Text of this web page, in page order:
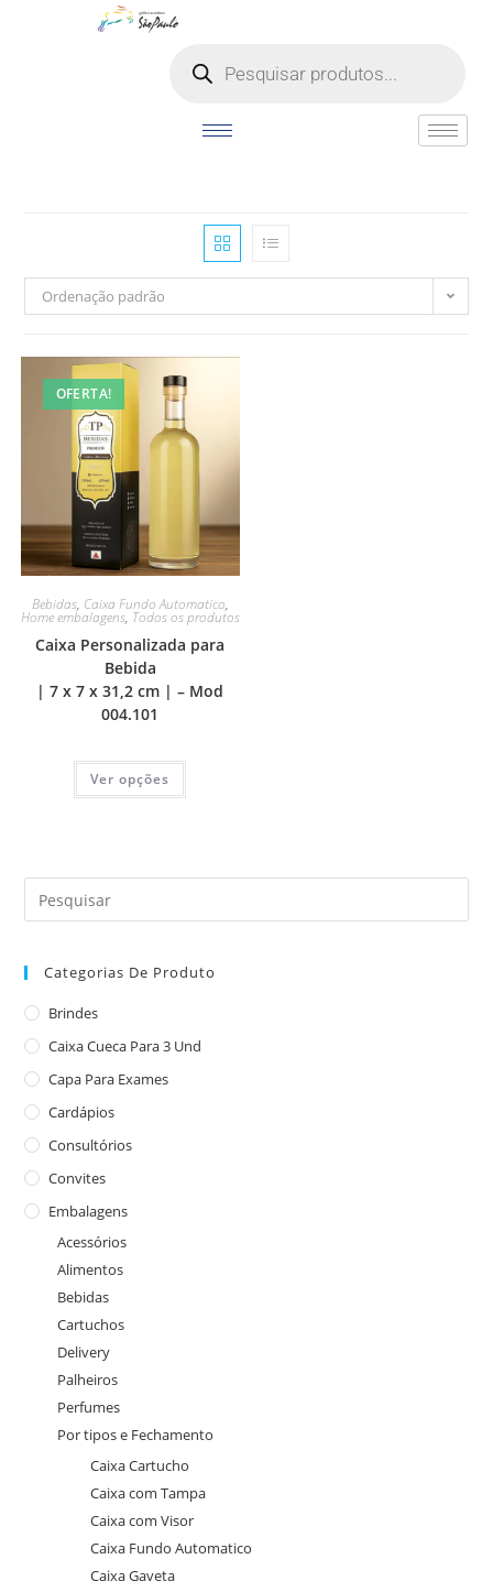
Ordenação padrão
OFERTA!
Bebidas, Caixa Fundo Automatico,
Home embalagens, Todos os produtos
Caixa Personalizada para
Bebida
| 7 x 7 x 31,2 cm | – Mod
004.101
Ver opções
Categorias De Produto
Brindes
Caixa Cueca Para 3 Und
Capa Para Exames
Cardápios
Consultórios
Convites
Embalagens
Acessórios
Alimentos
Bebidas
Cartuchos
Delivery
Palheiros
Perfumes
Por tipos e Fechamento
Caixa Cartucho
Caixa com Tampa
Caixa com Visor
Caixa Fundo Automatico
Caixa Gaveta